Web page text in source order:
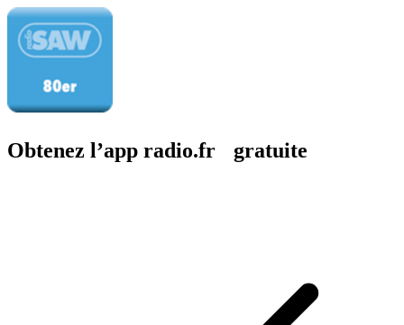
Obtenez l’app radio.fr gratuite